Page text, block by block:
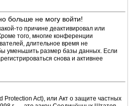
больше не могу войти!
то причине деактивировал или
того, многие конференции
длительное время не
уменьшить размер базы данных. Если
снова и активнее
Protection Act), или Акт о защите частных